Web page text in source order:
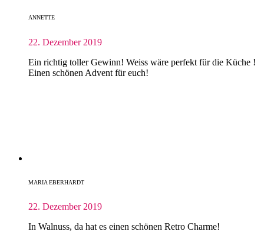
ANNETTE
22. Dezember 2019
Ein richtig toller Gewinn! Weiss wäre perfekt für die Küche !
Einen schönen Advent für euch!
MARIA EBERHARDT
22. Dezember 2019
In Walnuss, da hat es einen schönen Retro Charme!